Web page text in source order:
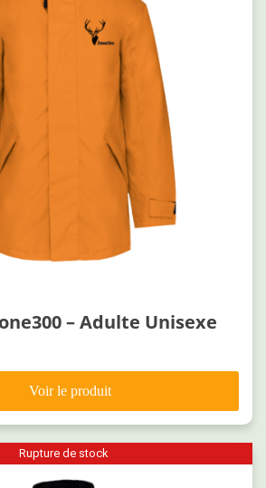
– Adulte Unisexe
Rupture de stock